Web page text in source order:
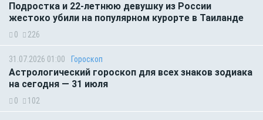
Подростка и 22-летнюю девушку из России
жестоко убили на популярном курорте в Таиланде
0 226
31.07.2026 01:00 Гороскоп
Астрологический гороскоп для всех знаков зодиака
на сегодня — 31 июля
0 102